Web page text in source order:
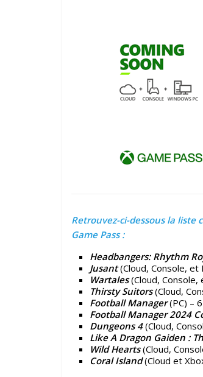
Retrouvez-ci-dessous la liste
Game Pass :
Headbangers: Rhythm
Jusant(Cloud, Console, et
Wartales (Cloud,
Thirsty Suitors(Cloud,
Football Manager(PC) –
Football Manager 2024
Dungeons 4(Cloud,
Like A Dragon Gaiden :
Wild Hearts (Cloud,
Coral Island(Cloud et